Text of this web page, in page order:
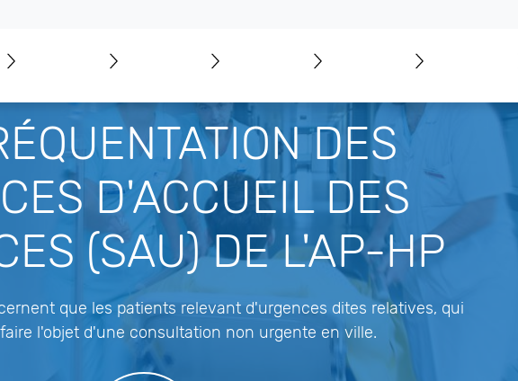
DES
D'ACCUEIL DES
(SAU) DE L'AP-HP
que les patients relevant d'urgences dites relatives, qui
l'objet d'une consultation non urgente en ville.